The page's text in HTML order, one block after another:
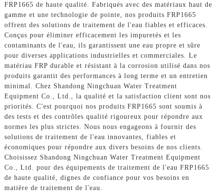
FRP1665 de haute qualité. Fabriqués avec des matériaux haut de
gamme et une technologie de pointe, nos produits FRP1665
offrent des solutions de traitement de l'eau fiables et efficaces.
Conçus pour éliminer efficacement les impuretés et les
contaminants de l'eau, ils garantissent une eau propre et sûre
pour diverses applications industrielles et commerciales. Le
matériau FRP durable et résistant à la corrosion utilisé dans nos
produits garantit des performances à long terme et un entretien
minimal. Chez Shandong Ningchuan Water Treatment
Equipment Co., Ltd., la qualité et la satisfaction client sont nos
priorités. C'est pourquoi nos produits FRP1665 sont soumis à
des tests et des contrôles qualité rigoureux pour répondre aux
normes les plus strictes. Nous nous engageons à fournir des
solutions de traitement de l'eau innovantes, fiables et
économiques pour répondre aux divers besoins de nos clients.
Choisissez Shandong Ningchuan Water Treatment Equipment
Co., Ltd. pour des équipements de traitement de l'eau FRP1665
de haute qualité, dignes de confiance pour vos besoins en
matière de traitement de l'eau.